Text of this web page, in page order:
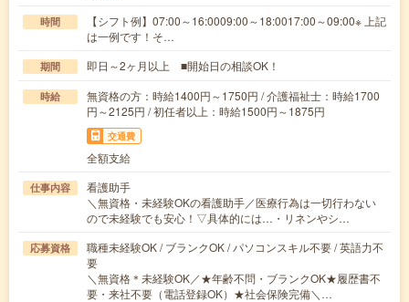
時間
【シフト例】07:00～16:0009:00～18:0017:00～09:00※ 上記
は一例です！そ…
期間 即日～2ヶ月以上 ■開始日の相談OK！
時給
無資格の方：時給1400円～1750円 / 介護福祉士：時給1700
円～2125円 / 初任者以上：時給1500円～1875円
交通費
全額支給
仕事内容
看護助手
＼無資格・未経験OKの看護助手／医療行為は一切行わない
ので未経験でも安心！▽具体的には…・リネンやシ…
応募資格
職種未経験OK / ブランクOK / パソコンスキル不要 / 英語力不
要
＼無資格＊未経験OK／★年齢不問・ブランクOK★履歴書不
要・来社不要（電話登録OK）★社会保険完備＼…